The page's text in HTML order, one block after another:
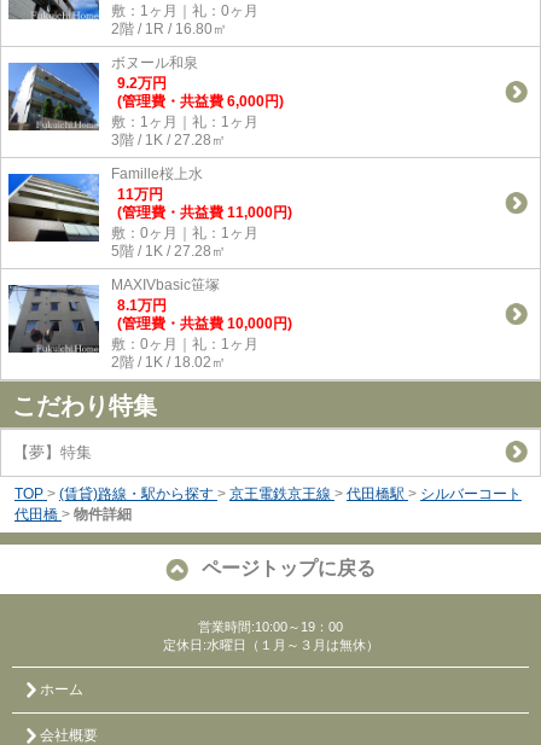
敷：1ヶ月｜礼：0ヶ月
2階 / 1R / 16.80㎡
ボヌール和泉
9.2万円
(管理費・共益費 6,000円)
敷：1ヶ月｜礼：1ヶ月
3階 / 1K / 27.28㎡
Famille桜上水
11万円
(管理費・共益費 11,000円)
敷：0ヶ月｜礼：1ヶ月
5階 / 1K / 27.28㎡
MAXIVbasic笹塚
8.1万円
(管理費・共益費 10,000円)
敷：0ヶ月｜礼：1ヶ月
2階 / 1K / 18.02㎡
こだわり特集
【夢】特集
TOP > (賃貸)路線・駅から探す > 京王電鉄京王線 > 代田橋駅 > シルバーコート
代田橋 > 物件詳細
ページトップに戻る
営業時間:10:00～19：00
定休日:水曜日（１月～３月は無休）
ホーム
会社概要